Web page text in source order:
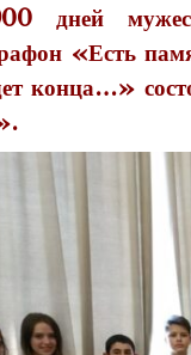
дней
«Есть
конца…»